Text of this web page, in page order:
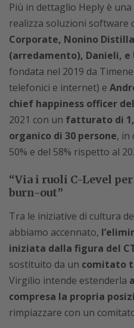
Più in dettaglio Heply è
realizza soluzioni software
Corporate, Nonino
(arredamento), Danieli, e
fondata nel 2019 da
telefonici e internet) e
chief happiness officer
2021 con un fatturato di
organico di 30 persone, in
50% e del 58% rispetto al
“Via i ruoli C-Level
burn-out”
Tra le iniziative di cultura
abbiamo accennato,
iniziata dalla figura del
sostituito da un comitato
Virgilio intende estenderla
compresa la propria
rimpiazzare con un